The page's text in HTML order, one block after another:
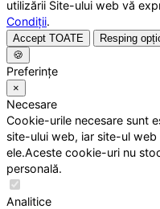
utilizării Site-ului web vă
Condiții.
Accept TOATE Resping
🍪
Preferințe
×
Necesare
Cookie-urile necesare sunt
site-ului web, iar site-ul
ele.Aceste cookie-uri nu
personală.
Analitice